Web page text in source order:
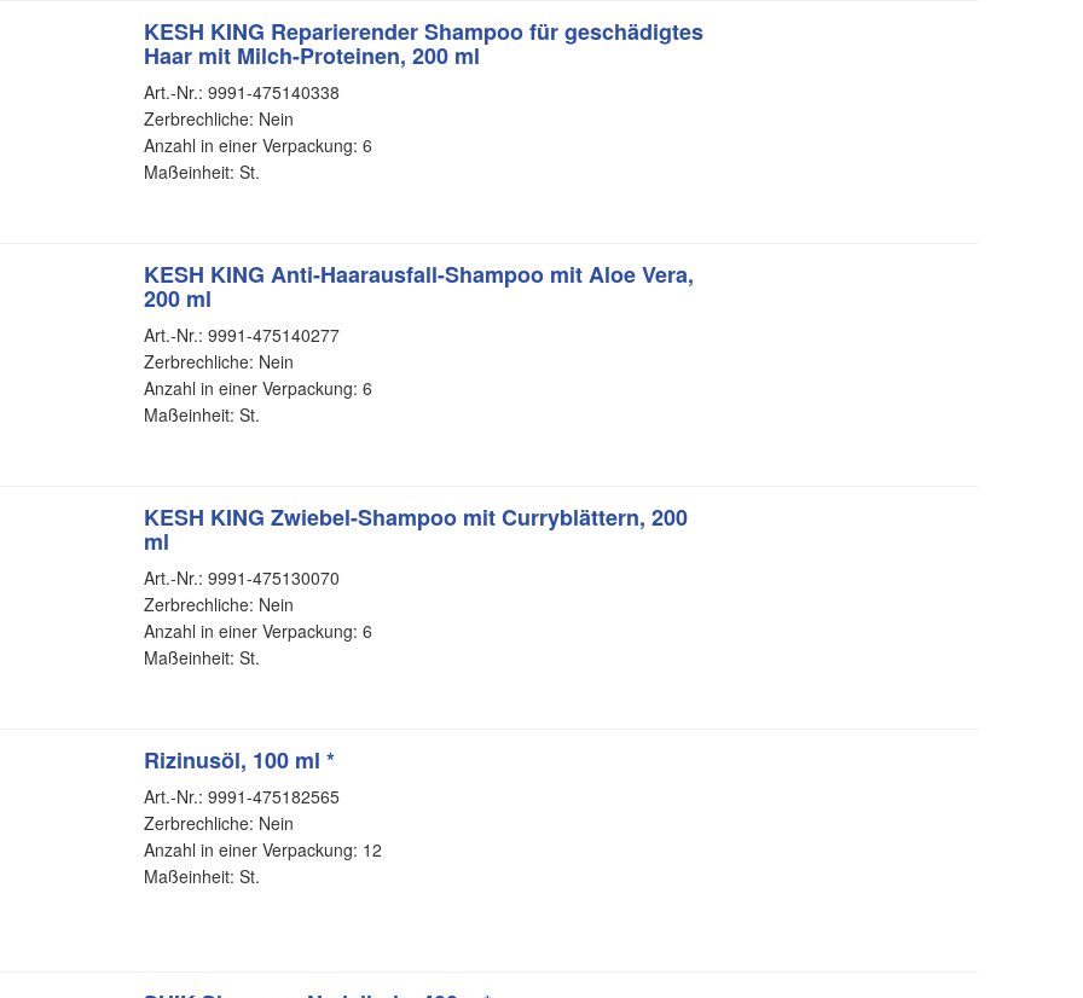
KESH KING Reparierender Shampoo für geschädigtes
Haar mit Milch-Proteinen, 200 ml
Art.-Nr.: 9991-475140338
Zerbrechliche: Nein
Anzahl in einer Verpackung: 6
Maßeinheit: St.
KESH KING Anti-Haarausfall-Shampoo mit Aloe Vera,
200 ml
Art.-Nr.: 9991-475140277
Zerbrechliche: Nein
Anzahl in einer Verpackung: 6
Maßeinheit: St.
KESH KING Zwiebel-Shampoo mit Curryblättern, 200
ml
Art.-Nr.: 9991-475130070
Zerbrechliche: Nein
Anzahl in einer Verpackung: 6
Maßeinheit: St.
Rizinusöl, 100 ml *
Art.-Nr.: 9991-475182565
Zerbrechliche: Nein
Anzahl in einer Verpackung: 12
Maßeinheit: St.